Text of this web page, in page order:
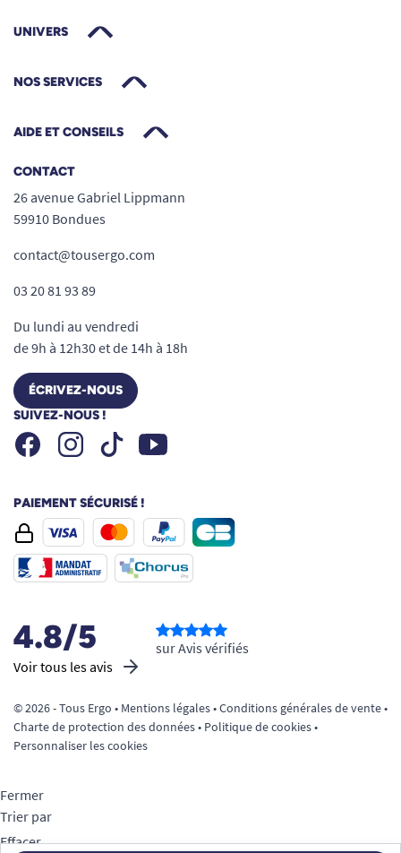
UNIVERS
NOS SERVICES
AIDE ET CONSEILS
CONTACT
26 avenue Gabriel Lippmann
59910 Bondues
contact@tousergo.com
03 20 81 93 89
Du lundi au vendredi
de 9h à 12h30 et de 14h à 18h
ÉCRIVEZ-NOUS
SUIVEZ-NOUS !
FacebookInstagramTiktok Youtube
PAIEMENT SÉCURISÉ !
4.8/5
Voir tous les avis
sur Avis vérifiés
© 2026 - Tous Ergo • Mentions légales•Conditions générales de vente•
Charte de protection des données• Politique de cookies•
Personnaliser les cookies
Fermer
Trier par
Effacer